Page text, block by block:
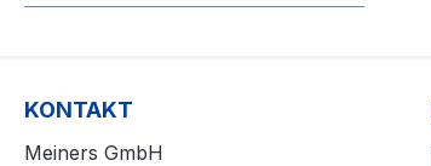
KONTAKT
Meiners GmbH